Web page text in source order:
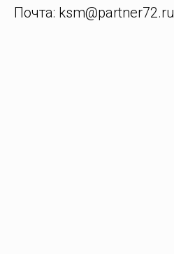
Почта: ksm@partner72.ru